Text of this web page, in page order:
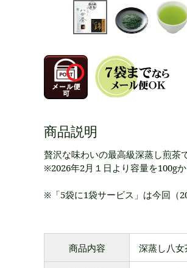
商品説明
贅沢な味わいの最高級深蒸し煎茶
※2026年2月１日より容量を100g
※「5袋に1袋サービス」は今回（
商品内容 深蒸し八女